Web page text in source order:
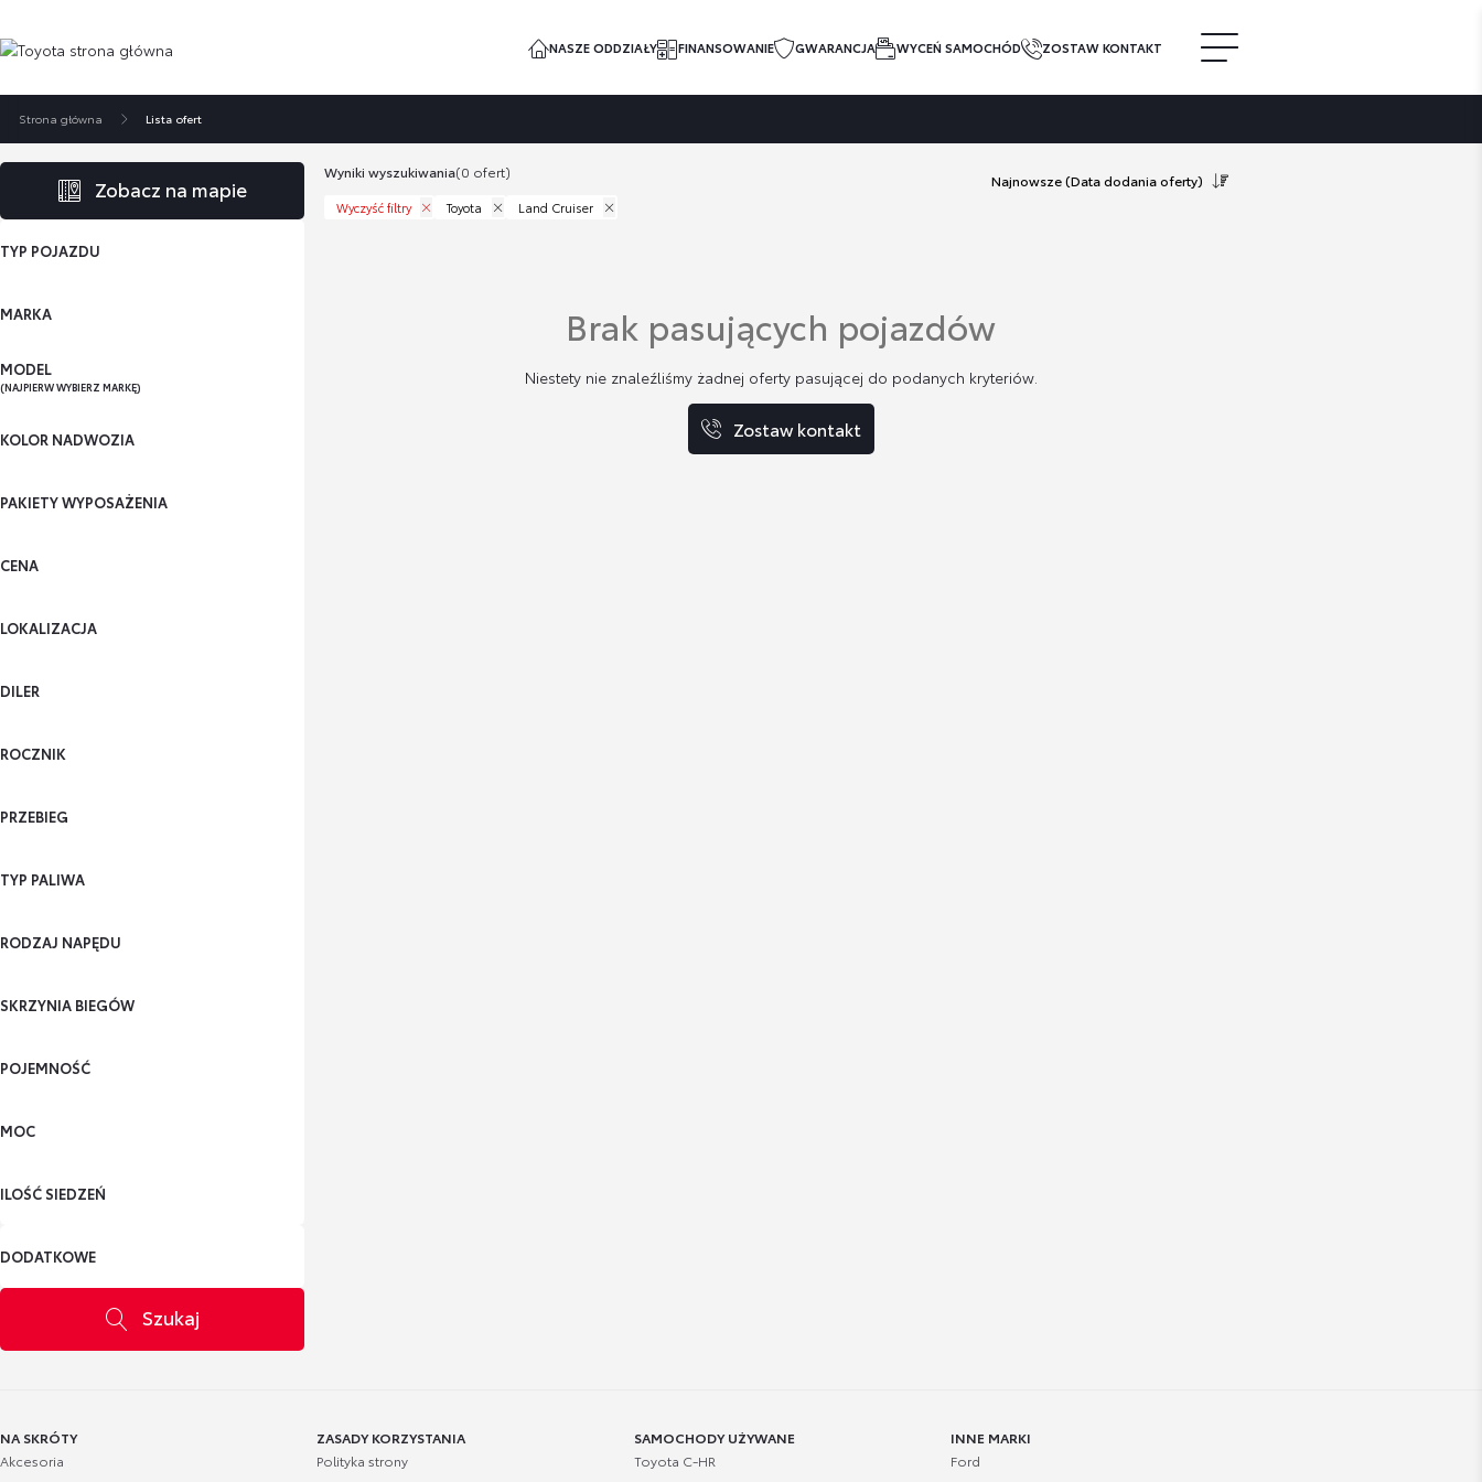
NASZE ODDZIAŁY FINANSOWANIE GWARANCJA WYCEŃ SAMOCHÓD ZOSTAW KONTAKT
Strona główna Lista ofert
Zobacz na mapie
TYP POJAZDU
MARKA
MODEL
(NAJPIERW WYBIERZ MARKĘ)
KOLOR NADWOZIA
PAKIETY WYPOSAŻENIA
CENA
LOKALIZACJA
DILER
ROCZNIK
PRZEBIEG
TYP PALIWA
RODZAJ NAPĘDU
SKRZYNIA BIEGÓW
POJEMNOŚĆ
MOC
ILOŚĆ SIEDZEŃ
DODATKOWE
Szukaj
Wyniki wyszukiwania(0 ofert) Najnowsze(Data dodania oferty)
Wyczyść filtry Toyota Land Cruiser
Brak pasujących pojazdów
Niestety nie znaleźliśmy żadnej oferty pasującej do podanych kryteriów.
Zostaw kontakt
NA SKRÓTY
Akcesoria
ZASADY KORZYSTANIA
Polityka strony
SAMOCHODY UŻYWANE
Toyota C-HR
INNE MARKI
Ford